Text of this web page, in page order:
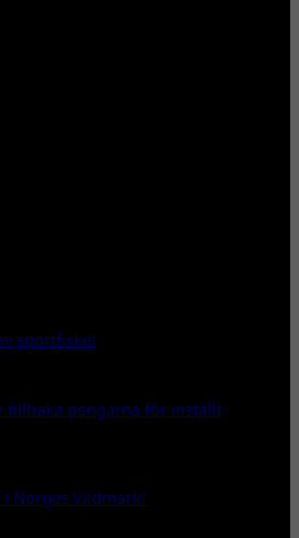
sportfiske!
tillbaka pengarna för inställt
Norges Vildmark!